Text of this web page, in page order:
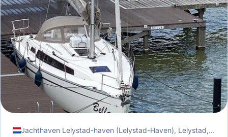
Jachthaven Lelystad-haven (Lelystad-Haven), Lelystad, Niederlande